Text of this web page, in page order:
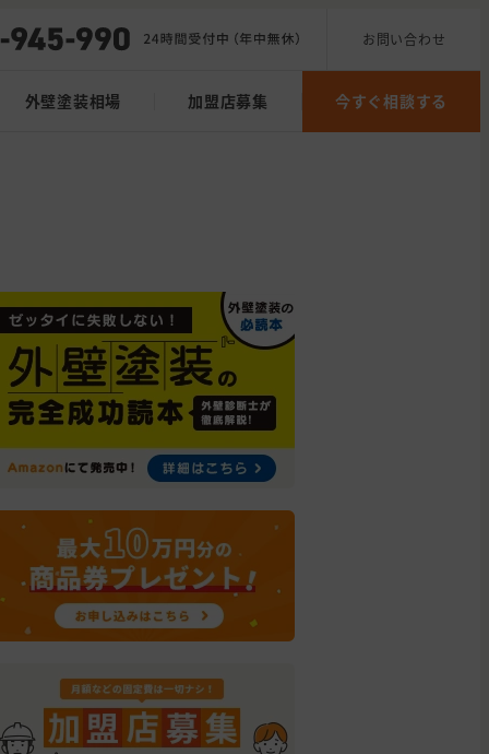
お問い合わせ
外壁塗装相場 加盟店募集 今すぐ相談する